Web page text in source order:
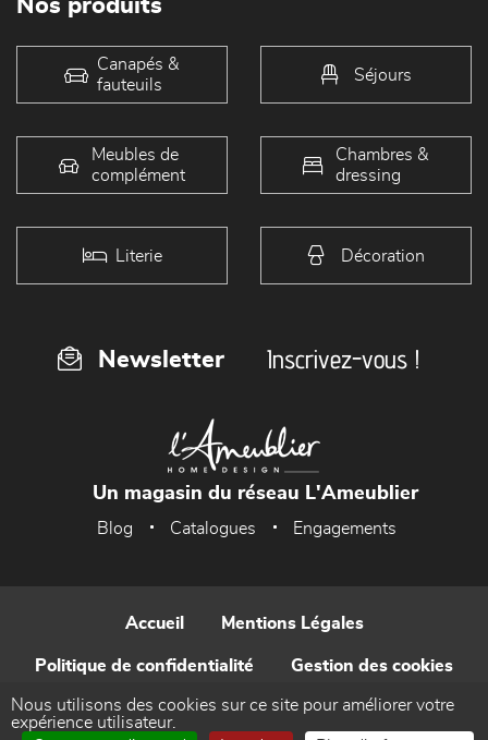
Nos produits
Canapés &
fauteuils
Séjours
Meubles de
complément
Chambres &
dressing
Literie Décoration
Newsletter Inscrivez-vous !
Un magasin du réseau L'Ameublier
Blog Catalogues Engagements
Accueil Mentions Légales
Politique de confidentialité Gestion des cookies
Contact
Nous utilisons des cookies sur ce site pour améliorer votre
expérience utilisateur.